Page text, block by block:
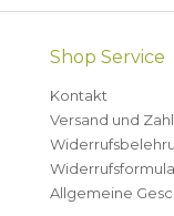
Shop Service
Kontakt
Versand und
Allgemeine